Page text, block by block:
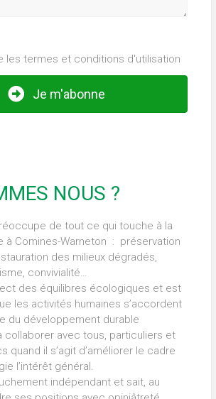
les termes et conditions d'utilisation
Je m'abonne
NOUS ?
de tout ce qui touche à la
à Comines-Warneton : préservation
des milieux dégradés,
convivialité…
des équilibres écologiques et est
les activités humaines s’accordent
du développement durable
collaborer avec tous, particuliers et
quand il s’agit d’améliorer le cadre
l’intérêt général.
indépendant et sait, au